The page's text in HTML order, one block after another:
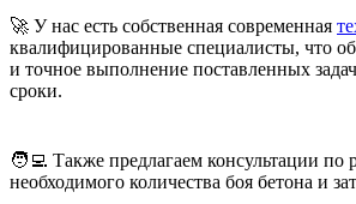
🚀 У нас есть собственная современная
квалифицированные специалисты, что
и точное выполнение поставленных
сроки.
🧑‍💻 Также предлагаем консультации по
необходимого количества боя бетона и